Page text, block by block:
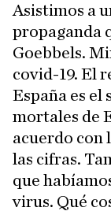
Asistimos a
propaganda
Goebbels.
covid-19. El
España es el
mortales de
acuerdo con
las cifras.
que
virus. Qué